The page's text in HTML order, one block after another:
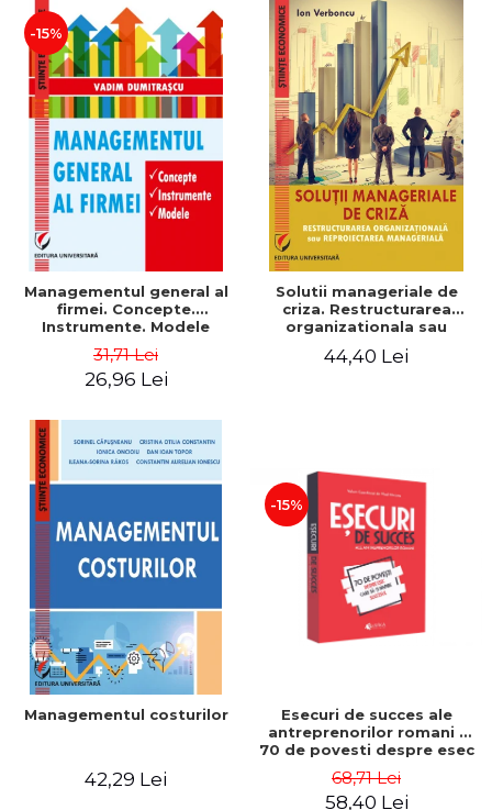
-15%
Managementul general al
firmei. Concepte.
Instrumente. Modele
31,71 Lei
26,96 Lei
Solutii manageriale de
criza. Restructurarea
organizationala sau
44,40 Lei
Managementul costurilor
42,29 Lei
-15%
Esecuri de succes ale
antreprenorilor romani -
70 de povesti despre esec
68,71 Lei
58,40 Lei